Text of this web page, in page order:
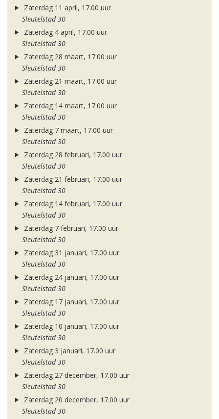
Zaterdag 11 april, 17.00 uur
Sleutelstad 30
Zaterdag 4 april, 17.00 uur
Sleutelstad 30
Zaterdag 28 maart, 17.00 uur
Sleutelstad 30
Zaterdag 21 maart, 17.00 uur
Sleutelstad 30
Zaterdag 14 maart, 17.00 uur
Sleutelstad 30
Zaterdag 7 maart, 17.00 uur
Sleutelstad 30
Zaterdag 28 februari, 17.00 uur
Sleutelstad 30
Zaterdag 21 februari, 17.00 uur
Sleutelstad 30
Zaterdag 14 februari, 17.00 uur
Sleutelstad 30
Zaterdag 7 februari, 17.00 uur
Sleutelstad 30
Zaterdag 31 januari, 17.00 uur
Sleutelstad 30
Zaterdag 24 januari, 17.00 uur
Sleutelstad 30
Zaterdag 17 januari, 17.00 uur
Sleutelstad 30
Zaterdag 10 januari, 17.00 uur
Sleutelstad 30
Zaterdag 3 januari, 17.00 uur
Sleutelstad 30
Zaterdag 27 december, 17.00 uur
Sleutelstad 30
Zaterdag 20 december, 17.00 uur
Sleutelstad 30